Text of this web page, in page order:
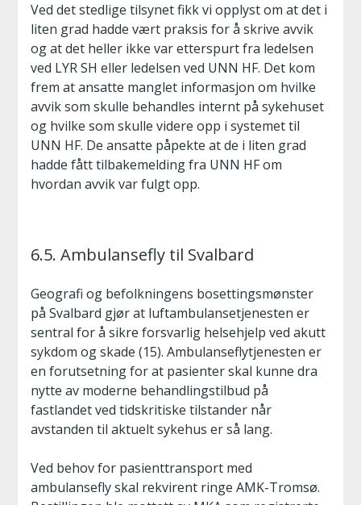
Ved det stedlige tilsynet fikk vi opplyst om at det i
liten grad hadde vært praksis for å skrive avvik
og at det heller ikke var etterspurt fra ledelsen
ved LYR SH eller ledelsen ved UNN HF. Det kom
frem at ansatte manglet informasjon om hvilke
avvik som skulle behandles internt på sykehuset
og hvilke som skulle videre opp i systemet til
UNN HF. De ansatte påpekte at de i liten grad
hadde fått tilbakemelding fra UNN HF om
hvordan avvik var fulgt opp.
6.5. Ambulansefly til Svalbard
Geografi og befolkningens bosettingsmønster
på Svalbard gjør at luftambulansetjenesten er
sentral for å sikre forsvarlig helsehjelp ved akutt
sykdom og skade (15). Ambulanseflytjenesten er
en forutsetning for at pasienter skal kunne dra
nytte av moderne behandlingstilbud på
fastlandet ved tidskritiske tilstander når
avstanden til aktuelt sykehus er så lang.
Ved behov for pasienttransport med
ambulansefly skal rekvirent ringe AMK-Tromsø.